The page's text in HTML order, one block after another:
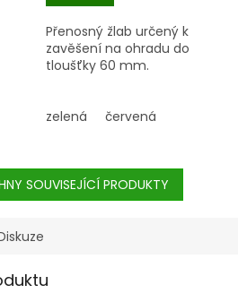
Přenosný žlab určený k
zavěšení na ohradu do
tloušťky 60 mm.
zelená červená
SOUVISEJÍCÍ PRODUKTY